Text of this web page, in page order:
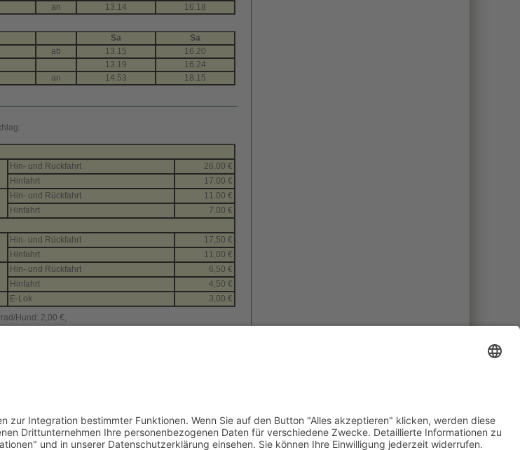
an 13.14 16.18
Sa
Sa
ab 13.15
16.20
13.19
16.24
an 14.53
18.15
Hin- und Rückfahrt
26.00 €
Hinfahrt
17.00 €
Hin- und Rückfahrt
11.00 €
Hinfahrt
7.00 €
Hin- und Rückfahrt
17,50 €
Hinfahrt
11,00 €
Hin- und Rückfahrt
6,50 €
Hinfahrt
4,50 €
E-Lok
3,00 €
Hund: 2,00 €,